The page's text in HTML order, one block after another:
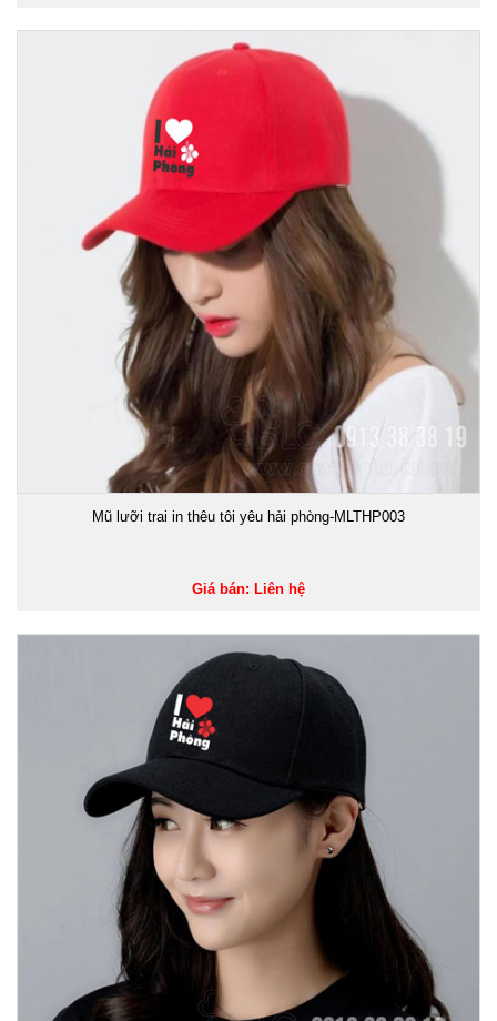
Mũ lưỡi trai in thêu tôi yêu hải phòng-MLTHP003
Giá bán: Liên hệ